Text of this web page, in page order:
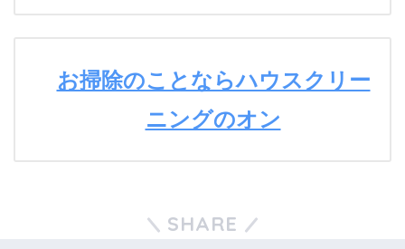
お掃除のことならハウスクリー
ニングのオン
SHARE